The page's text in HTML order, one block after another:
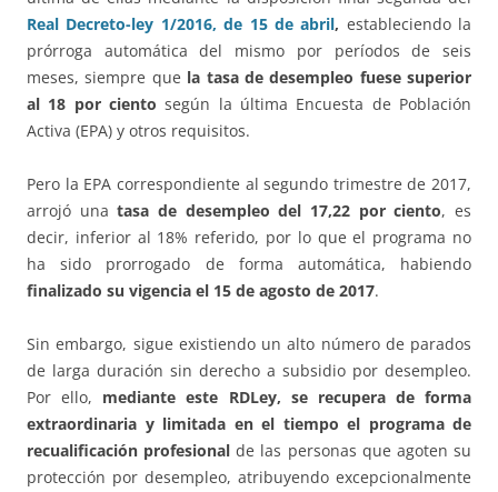
Real Decreto-ley 1/2016, de 15 de abril, estableciendo la
prórroga automática del mismo por períodos de seis
meses, siempre que la tasa de desempleo fuese superior
al 18 por ciento según la última Encuesta de Población
Activa (EPA) y otros requisitos.
Pero la EPA correspondiente al segundo trimestre de 2017,
arrojó unatasa de desempleo del 17,22 por ciento, es
decir, inferior al 18% referido, por lo que el programa no
ha sido prorrogado de forma automática, habiendo
finalizado su vigencia el 15 de agosto de 2017.
Sin embargo, sigue existiendo un alto número de parados
de larga duración sin derecho a subsidio por desempleo.
Por ello, mediante este RDLey, se recupera de forma
extraordinaria y limitada en el tiempo el programa de
recualificación profesional de las personas que agoten su
protección por desempleo, atribuyendo excepcionalmente